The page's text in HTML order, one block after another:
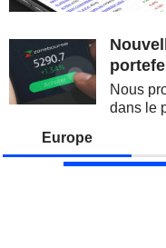
Nous
dans le
Europe